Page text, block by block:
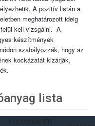
A pozitív listán a
meghatározott ideig
felül kell vizsgálni. A
készítmények
szabályozzák, hogy az
kockázatát kizárják,
lista